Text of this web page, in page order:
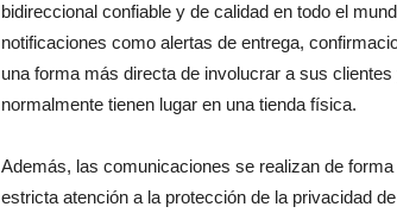
bidireccional confiable y de calidad en todo el
notificaciones como alertas de entrega,
una forma más directa de involucrar a sus
normalmente tienen lugar en una tienda física.
Además, las comunicaciones se realizan de
estricta atención a la protección de la privacidad